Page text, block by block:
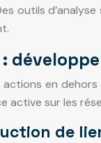
outils
en
active sur les
de